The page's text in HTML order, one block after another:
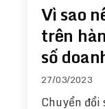
Vì sao
trên
số
27/03/2023
Chuyển đổi